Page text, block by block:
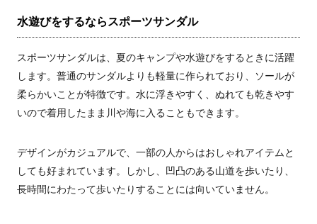
水遊びをするならスポーツサンダル
スポーツサンダルは、夏のキャンプや水遊びをするときに活躍
します。普通のサンダルよりも軽量に作られており、ソールが
柔らかいことが特徴です。水に浮きやすく、ぬれても乾きやす
いので着用したまま川や海に入ることもできます。
デザインがカジュアルで、一部の人からはおしゃれアイテムと
しても好まれています。しかし、凹凸のある山道を歩いたり、
長時間にわたって歩いたりすることには向いていません。